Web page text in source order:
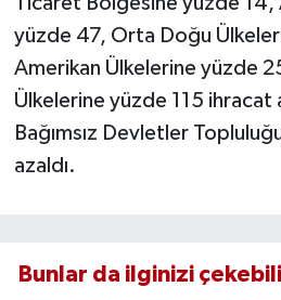
yüzde 47, Orta Doğu
Amerikan Ülkelerine yüzde
Ülkelerine yüzde 115 ihracat
Bağımsız Devletler
azaldı.
Bunlar da ilginizi